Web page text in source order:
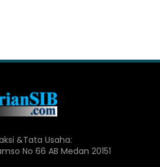
&Tata Usaha:
No 66 AB Medan 20151